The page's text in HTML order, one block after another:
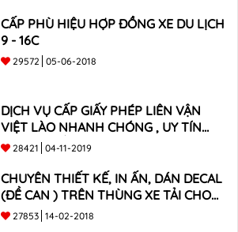
CẤP PHÙ HIỆU HỢP ĐỒNG XE DU LỊCH
9 - 16C
29572 05-06-2018
DỊCH VỤ CẤP GIẤY PHÉP LIÊN VẬN
VIỆT LÀO NHANH CHÓNG , UY TÍN
TOÀN QUỐC
28421 04-11-2019
CHUYÊN THIẾT KẾ, IN ẤN, DÁN DECAL
(ĐỀ CAN ) TRÊN THÙNG XE TẢI CHO
CÔNG TY
27853 14-02-2018